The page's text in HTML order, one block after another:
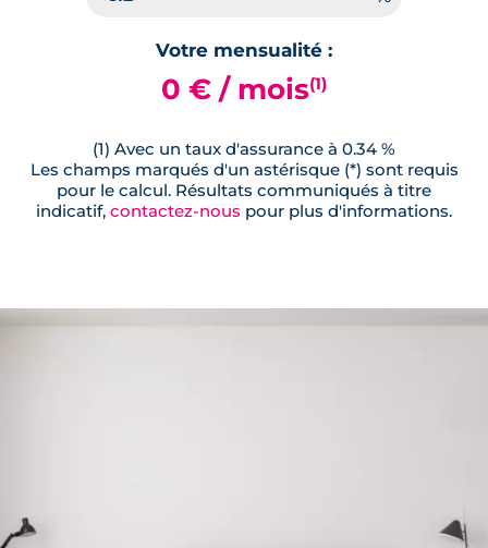
Votre mensualité :
0 € / mois(1)
(1) Avec un taux d'assurance à 0.34 %
Les champs marqués d'un astérisque (*) sont requis
pour le calcul. Résultats communiqués à titre
indicatif, contactez-nous pour plus d'informations.